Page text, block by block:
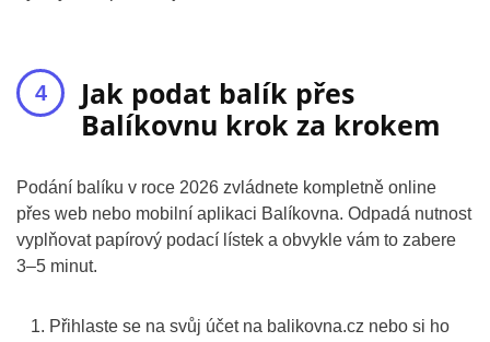
Jak podat balík přes
Balíkovnu krok za krokem
Podání balíku v roce 2026 zvládnete kompletně online
přes web nebo mobilní aplikaci Balíkovna. Odpadá nutnost
vyplňovat papírový podací lístek a obvykle vám to zabere
3–5 minut.
Přihlaste se na svůj účet na balikovna.cz nebo si ho